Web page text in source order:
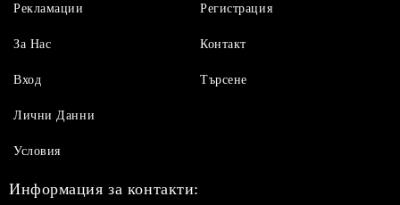
Рекламации
За Нас
Вход
Регистрация
Контакт
Търсене
Лични Данни
Условия
Информация за контакти: